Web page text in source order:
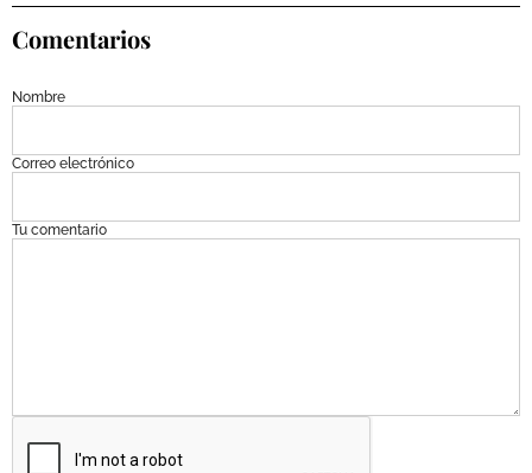
Comentarios
Nombre
Correo electrónico
Tu comentario